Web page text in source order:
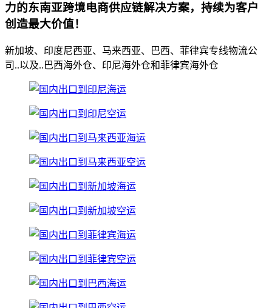
力的东南亚跨境电商供应链解决方案，持续为客户
创造最大价值！
新加坡、印度尼西亚、马来西亚、巴西、菲律宾专线物流公
司..以及..巴西海外仓、印尼海外仓和菲律宾海外仓